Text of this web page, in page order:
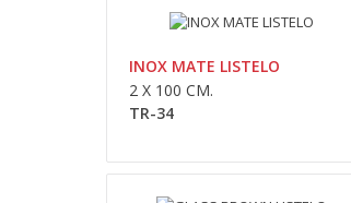
INOX MATE LISTELO
2 X 100 CM.
TR-34